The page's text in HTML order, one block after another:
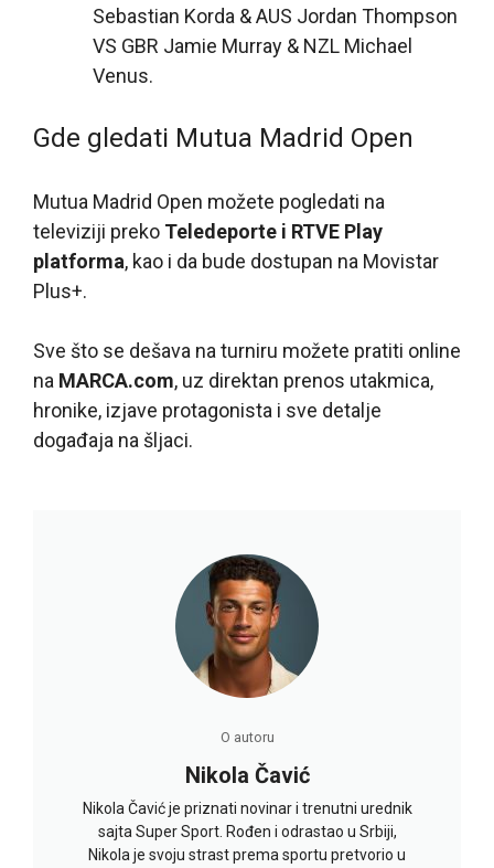
Sebastian Korda & AUS Jordan Thompson
VS GBR Jamie Murray & NZL Michael
Venus.
Gde gledati Mutua Madrid Open
Mutua Madrid Open možete pogledati na
televiziji preko Teledeporte i RTVE Play
platforma, kao i da bude dostupan na Movistar
Plus+.
Sve što se dešava na turniru možete pratiti online
na MARCA.com, uz direktan prenos utakmica,
hronike, izjave protagonista i sve detalje
događaja na šljaci.
O autoru
Nikola Čavić
Nikola Čavić je priznati novinar i trenutni urednik
sajta Super Sport. Rođen i odrastao u Srbiji,
Nikola je svoju strast prema sportu pretvorio u